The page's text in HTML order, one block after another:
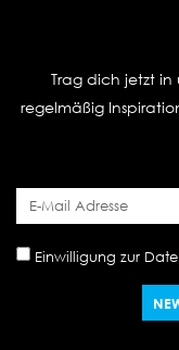
Trag dich jetzt in
regelmäßig
Einwilligung zur